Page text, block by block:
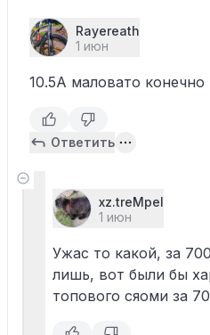
Rayereath
1 июн
10.5А маловато конечно
Ответить
xz.treMpel
1 июн
Ужас то какой, за
лишь, вот были бы
топового сяоми за